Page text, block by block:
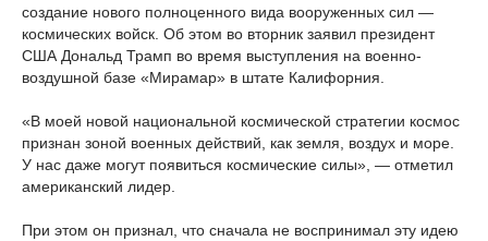
создание нового полноценного вида вооруженных сил —
космических войск. Об этом во вторник заявил президент
США Дональд Трамп во время выступления на военно-
воздушной базе «Мирамар» в штате Калифорния.
«В моей новой национальной космической стратегии космос
признан зоной военных действий, как земля, воздух и море.
У нас даже могут появиться космические силы», — отметил
американский лидер.
При этом он признал, что сначала не воспринимал эту идею